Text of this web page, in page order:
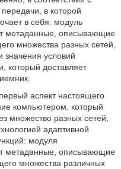
в которой
в себя: модуль
метаданные, описывающие
множества разных сетей,
значения условий
который доставляет
аспект настоящего
компьютером, который
множество разных сетей,
адаптивной
модуля
метаданные, описывающие
множества различных